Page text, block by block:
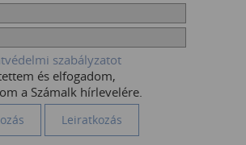
szabályzatot
és elfogadom,
a Számalk hírlevelére.